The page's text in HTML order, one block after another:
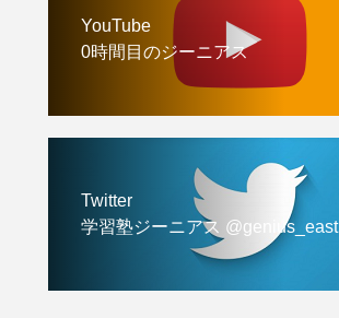
YouTube
0時間目のジーニアス
Twitter
学習塾ジーニアス @genius_east